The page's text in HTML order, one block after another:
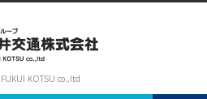
KOTSU co.,ltd